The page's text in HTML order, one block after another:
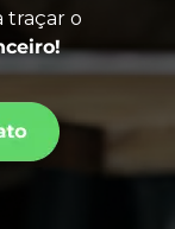
traçar o